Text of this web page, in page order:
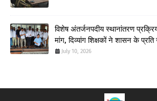
विशेष अंतर्जनपदीय स्थानांतरण
मांग, दिव्यांग शिक्षकों ने शासन के
July 10, 2026